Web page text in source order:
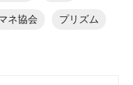
ネ協会 プリズム